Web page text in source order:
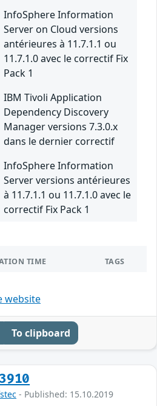
InfoSphere Information
Server on Cloud versions
antérieures à 11.7.1.1 ou
11.7.1.0 avec le correctif Fix
Pack 1
IBM Tivoli Application
Dependency Discovery
Manager versions 7.3.0.x
dans le dernier correctif
InfoSphere Information
Server versions antérieures
à 11.7.1.1 ou 11.7.1.0 avec le
correctif Fix Pack 1
TIME TAGS
website
To clipboard
- Published: 15.10.2019